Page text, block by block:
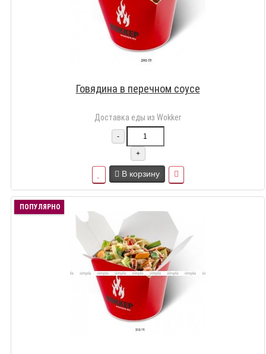
Говядина в перечном соусе
Доставка еды из Wokker
-
+
В корзину
ПОПУЛЯРНО